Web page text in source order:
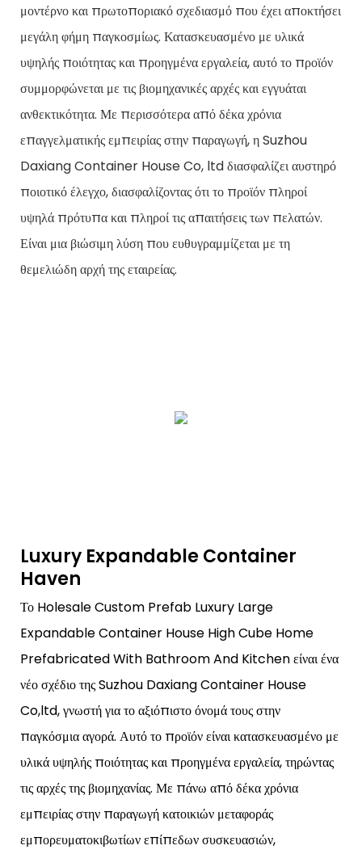
μοντέρνο και πρωτοποριακό σχεδιασμό που έχει αποκτήσει
μεγάλη φήμη παγκοσμίως. Κατασκευασμένο με υλικά
υψηλής ποιότητας και προηγμένα εργαλεία, αυτό το προϊόν
συμμορφώνεται με τις βιομηχανικές αρχές και εγγυάται
ανθεκτικότητα. Με περισσότερα από δέκα χρόνια
επαγγελματικής εμπειρίας στην παραγωγή, η Suzhou
Daxiang Container House Co, ltd διασφαλίζει αυστηρό
ποιοτικό έλεγχο, διασφαλίζοντας ότι το προϊόν πληροί
υψηλά πρότυπα και πληροί τις απαιτήσεις των πελατών.
Είναι μια βιώσιμη λύση που ευθυγραμμίζεται με τη
θεμελιώδη αρχή της εταιρείας.
Luxury Expandable Container
Haven
Το Holesale Custom Prefab Luxury Large
Expandable Container House High Cube Home
Prefabricated With Bathroom And Kitchen είναι ένα
νέο σχέδιο της Suzhou Daxiang Container House
Co,ltd, γνωστή για το αξιόπιστο όνομά τους στην
παγκόσμια αγορά. Αυτό το προϊόν είναι κατασκευασμένο με
υλικά υψηλής ποιότητας και προηγμένα εργαλεία, τηρώντας
τις αρχές της βιομηχανίας. Με πάνω από δέκα χρόνια
εμπειρίας στην παραγωγή κατοικιών μεταφοράς
εμπορευματοκιβωτίων επίπεδων συσκευασιών,